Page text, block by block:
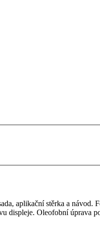
aplikační stěrka a návod.
displeje. Oleofobní úprava